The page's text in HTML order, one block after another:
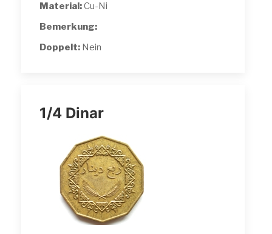
Material:Cu-Ni
Bemerkung:
Doppelt: Nein
1/4 Dinar